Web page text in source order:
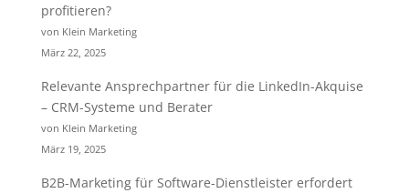
profitieren?
von Klein Marketing
März 22, 2025
Relevante Ansprechpartner für die LinkedIn-Akquise
– CRM-Systeme und Berater
von Klein Marketing
März 19, 2025
B2B-Marketing für Software-Dienstleister erfordert